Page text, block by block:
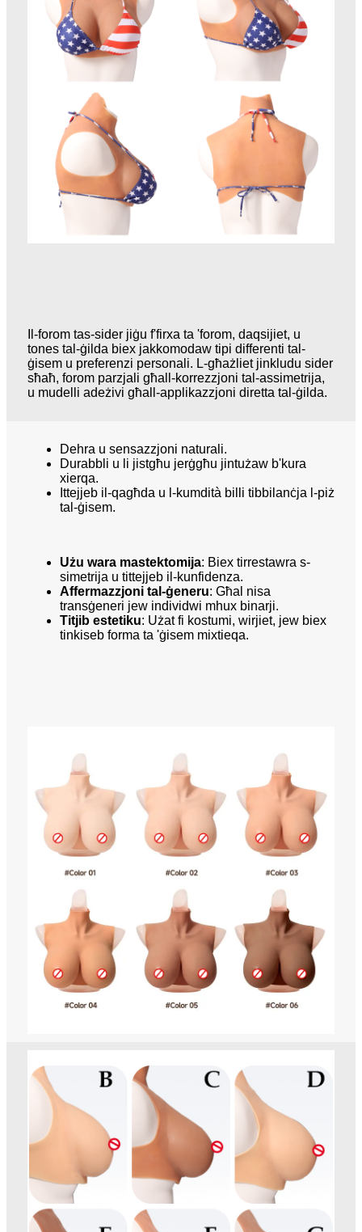
Il-forom tas-sider jiġu f'firxa ta 'forom, daqsijiet, u
tones tal-ġilda biex jakkomodaw tipi differenti tal-
ġisem u preferenzi personali. L-għażliet jinkludu sider
sħaħ, forom parzjali għall-korrezzjoni tal-assimetrija,
u mudelli adeżivi għall-applikazzjoni diretta tal-ġilda.
Dehra u sensazzjoni naturali.
Durabbli u li jistgħu jerġgħu jintużaw b'kura
xierqa.
Ittejjeb il-qagħda u l-kumdità billi tibbilanċja l-piż
tal-ġisem.
Użu wara mastektomija: Biex tirrestawra s-
simetrija u tittejjeb il-kunfidenza.
Affermazzjoni tal-ġeneru: Għal nisa
transġeneri jew individwi mhux binarji.
Titjib estetiku: Użat fi kostumi, wirjiet, jew biex
tinkiseb forma ta 'ġisem mixtieqa.